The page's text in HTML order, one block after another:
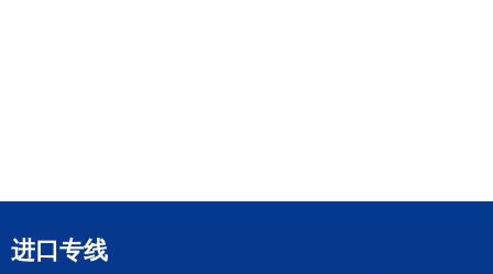
进口专线